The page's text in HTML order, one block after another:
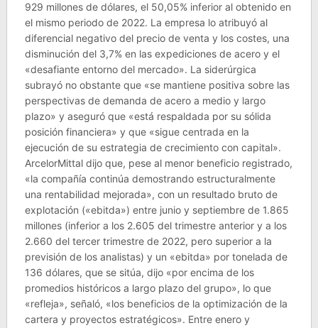
929 millones de dólares, el 50,05% inferior al obtenido en
el mismo periodo de 2022. La empresa lo atribuyó al
diferencial negativo del precio de venta y los costes, una
disminución del 3,7% en las expediciones de acero y el
«desafiante entorno del mercado». La siderúrgica
subrayó no obstante que «se mantiene positiva sobre las
perspectivas de demanda de acero a medio y largo
plazo» y aseguró que «está respaldada por su sólida
posición financiera» y que «sigue centrada en la
ejecución de su estrategia de crecimiento con capital».
ArcelorMittal dijo que, pese al menor beneficio registrado,
«la compañía continúa demostrando estructuralmente
una rentabilidad mejorada», con un resultado bruto de
explotación («ebitda») entre junio y septiembre de 1.865
millones (inferior a los 2.605 del trimestre anterior y a los
2.660 del tercer trimestre de 2022, pero superior a la
previsión de los analistas) y un «ebitda» por tonelada de
136 dólares, que se sitúa, dijo «por encima de los
promedios históricos a largo plazo del grupo», lo que
«refleja», señaló, «los beneficios de la optimización de la
cartera y proyectos estratégicos». Entre enero y